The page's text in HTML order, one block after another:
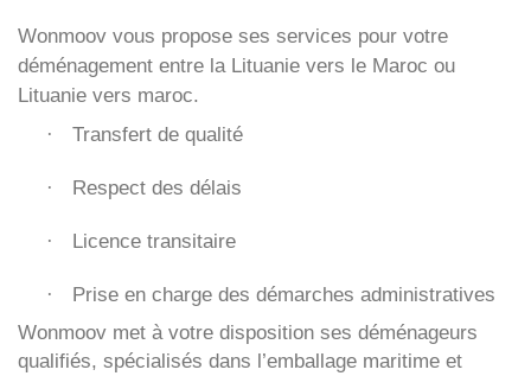
Wonmoov vous propose ses services pour votre
déménagement entre la Lituanie vers le Maroc ou
Lituanie vers maroc.
· Transfert de qualité
· Respect des délais
· Licence transitaire
·
Prise en charge des démarches administratives
Wonmoov met à votre disposition ses déménageurs
qualifiés, spécialisés dans l’emballage maritime et